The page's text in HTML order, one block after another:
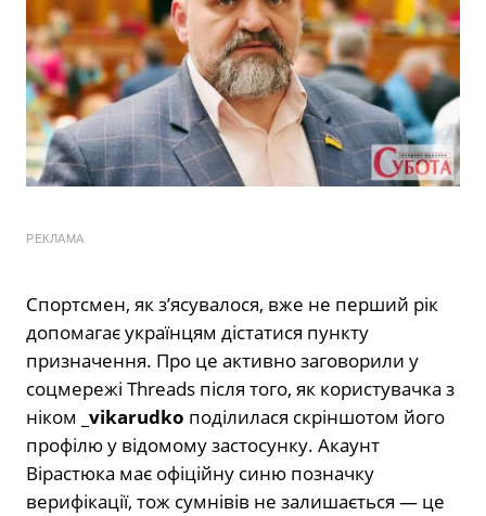
РЕКЛАМА
Спортсмен, як з’ясувалося, вже не перший рік
допомагає українцям дістатися пункту
призначення. Про це активно заговорили у
соцмережі Threads після того, як користувачка з
ніком _vikarudko поділилася скріншотом його
профілю у відомому застосунку. Акаунт
Вірастюка має офіційну синю позначку
верифікації, тож сумнівів не залишається — це